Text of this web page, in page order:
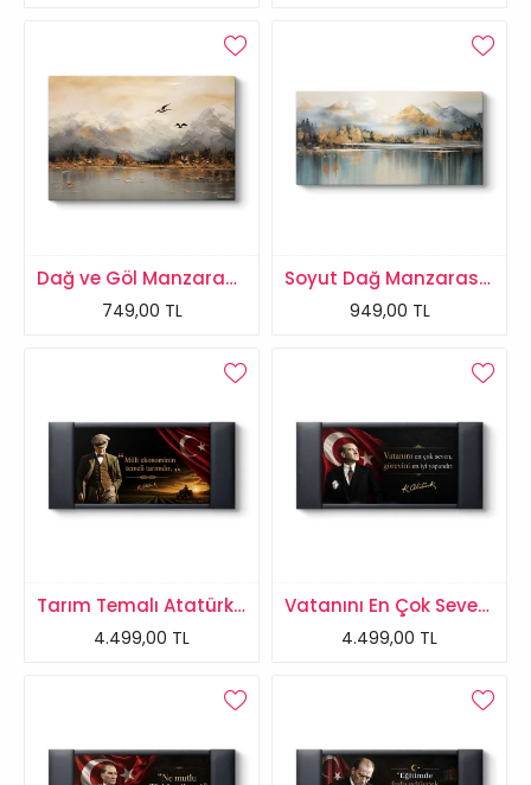
Dağ ve Göl Manzarası Tablosu
749,00 TL
Soyut Dağ Manzarası Tablosu
949,00 TL
Tarım Temalı Atatürk Makam Panosu
4.499,00 TL
Vatanını En Çok Seven Türk Bayraklı Atatürk Panosu
4.499,00 TL